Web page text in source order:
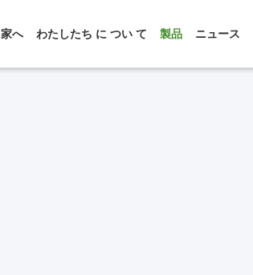
家へ わたしたち に つい て 製品 ニュース